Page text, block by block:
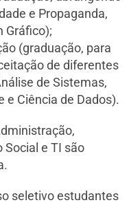
e Propaganda,
Gráfico);
(graduação, para
de diferentes
de Sistemas,
e Ciência de Dados).
Social e TI são
seletivo estudantes